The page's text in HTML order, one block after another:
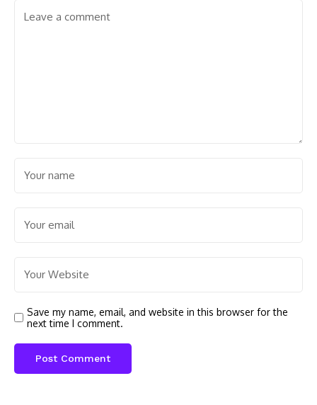
Save my name, email, and website in this browser for the
next time I comment.